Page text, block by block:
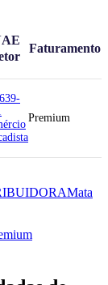
Faturamento
Premium
Mata